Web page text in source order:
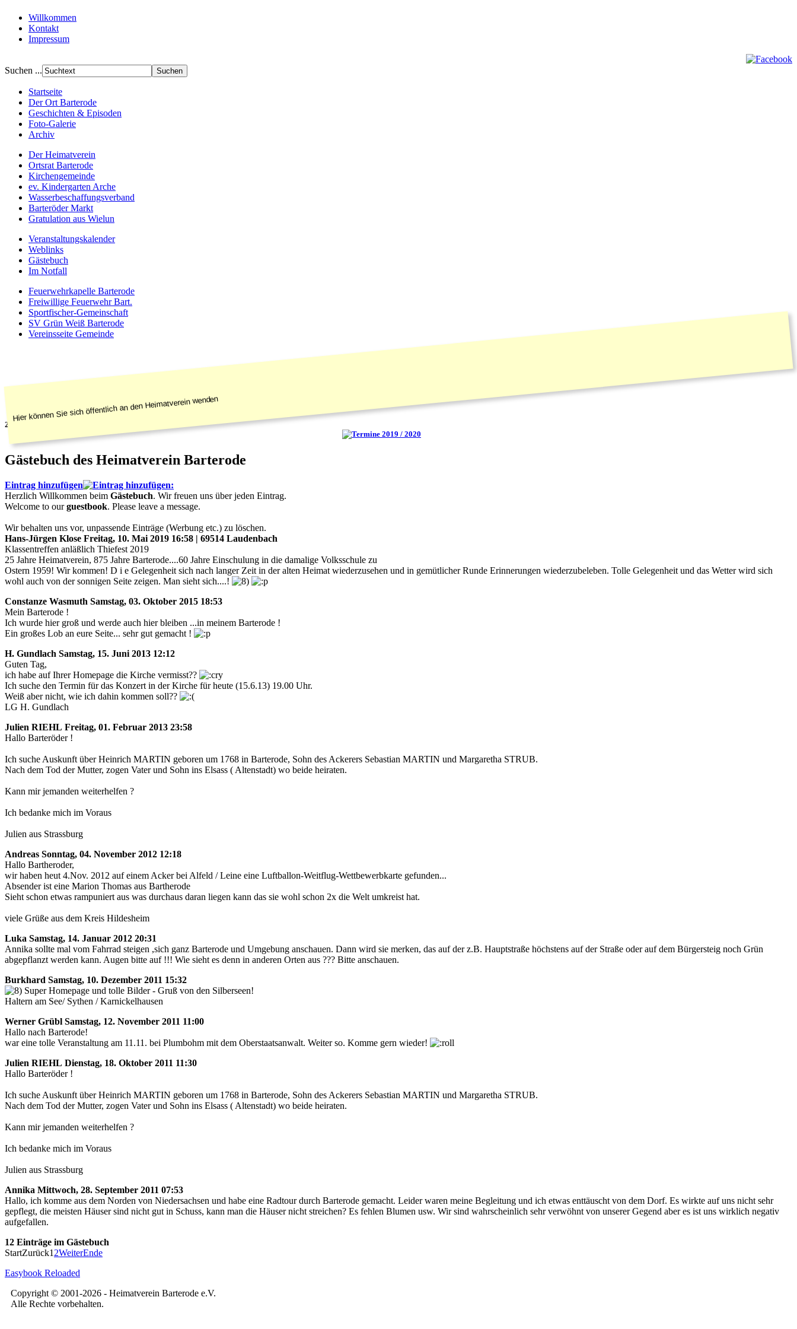
Willkommen
Kontakt
Impressum
Suchen ...
Startseite
Der Ort Barterode
Geschichten & Episoden
Foto-Galerie
Archiv
Der Heimatverein
Ortsrat Barterode
Kirchengemeinde
ev. Kindergarten Arche
Wasserbeschaffungsverband
Barteröder Markt
Gratulation aus Wielun
Veranstaltungskalender
Weblinks
Gästebuch
Im Notfall
Feuerwehrkapelle Barterode
Freiwillige Feuerwehr Bart.
Sportfischer-Gemeinschaft
SV Grün Weiß Barterode
Vereinsseite Gemeinde
Hier können Sie sich öffentlich an den Heimatverein wenden
2020
Gästebuch des Heimatverein Barterode
Eintrag hinzufügen
Herzlich Willkommen beim Gästebuch. Wir freuen uns über jeden Eintrag.
Welcome to ourguestbook. Please leave a message.
Wir behalten uns vor, unpassende Einträge (Werbung etc.) zu löschen.
Hans-Jürgen Klose Freitag, 10. Mai 2019 16:58 | 69514 Laudenbach
Klassentreffen anläßlich Thiefest 2019
25 Jahre Heimatverein, 875 Jahre Barterode....60 Jahre Einschulung in die damalige Volksschule zu
Ostern 1959! Wir kommen! D i e Gelegenheit sich nach langer Zeit in der alten Heimat wiederzusehen und in gemütlicher Runde Erinnerungen wiederzubeleben. Tolle Gelegenheit und das Wetter wird sich
wohl auch von der sonnigen Seite zeigen. Man sieht sich....!
Constanze Wasmuth Samstag, 03. Oktober 2015 18:53
Mein Barterode !
Ich wurde hier groß und werde auch hier bleiben ...in meinem Barterode !
Ein großes Lob an eure Seite... sehr gut gemacht !
H. Gundlach Samstag, 15. Juni 2013 12:12
Guten Tag,
ich habe auf Ihrer Homepage die Kirche vermisst??
Ich suche den Termin für das Konzert in der Kirche für heute (15.6.13) 19.00 Uhr.
Weiß aber nicht, wie ich dahin kommen soll??
LG H. Gundlach
Julien RIEHL Freitag, 01. Februar 2013 23:58
Hallo Barteröder !
Ich suche Auskunft über Heinrich MARTIN geboren um 1768 in Barterode, Sohn des Ackerers Sebastian MARTIN und Margaretha STRUB.
Nach dem Tod der Mutter, zogen Vater und Sohn ins Elsass ( Altenstadt) wo beide heiraten.
Kann mir jemanden weiterhelfen ?
Ich bedanke mich im Voraus
Julien aus Strassburg
Andreas Sonntag, 04. November 2012 12:18
Hallo Bartheroder,
wir haben heut 4.Nov. 2012 auf einem Acker bei Alfeld / Leine eine Luftballon-Weitflug-Wettbewerbkarte gefunden...
Absender ist eine Marion Thomas aus Bartherode
Sieht schon etwas rampuniert aus was durchaus daran liegen kann das sie wohl schon 2x die Welt umkreist hat.
viele Grüße aus dem Kreis Hildesheim
Luka Samstag, 14. Januar 2012 20:31
Annika sollte mal vom Fahrrad steigen ,sich ganz Barterode und Umgebung anschauen. Dann wird sie merken, das auf der z.B. Hauptstraße höchstens auf der Straße oder auf dem Bürgersteig noch Grün
abgepflanzt werden kann. Augen bitte auf !!! Wie sieht es denn in anderen Orten aus ??? Bitte anschauen.
Burkhard Samstag, 10. Dezember 2011 15:32
Super Homepage und tolle Bilder - Gruß von den Silberseen!
Haltern am See/ Sythen / Karnickelhausen
Werner Grübl Samstag, 12. November 2011 11:00
Hallo nach Barterode!
war eine tolle Veranstaltung am 11.11. bei Plumbohm mit dem Oberstaatsanwalt. Weiter so. Komme gern wieder!
Julien RIEHL Dienstag, 18. Oktober 2011 11:30
Hallo Barteröder !
Ich suche Auskunft über Heinrich MARTIN geboren um 1768 in Barterode, Sohn des Ackerers Sebastian MARTIN und Margaretha STRUB.
Nach dem Tod der Mutter, zogen Vater und Sohn ins Elsass ( Altenstadt) wo beide heiraten.
Kann mir jemanden weiterhelfen ?
Ich bedanke mich im Voraus
Julien aus Strassburg
Annika Mittwoch, 28. September 2011 07:53
Hallo, ich komme aus dem Norden von Niedersachsen und habe eine Radtour durch Barterode gemacht. Leider waren meine Begleitung und ich etwas enttäuscht von dem Dorf. Es wirkte auf uns nicht sehr
gepflegt, die meisten Häuser sind nicht gut in Schuss, kann man die Häuser nicht streichen? Es fehlen Blumen usw. Wir sind wahrscheinlich sehr verwöhnt von unserer Gegend aber es ist uns wirklich negativ
aufgefallen.
12 Einträge im Gästebuch
StartZurück1 2WeiterEnde
Easybook Reloaded
Copyright © 2001-2026 - Heimatverein Barterode e.V.
Alle Rechte vorbehalten.